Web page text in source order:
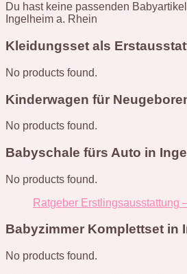
Du hast keine passenden
Ingelheim a. Rhein
Kleidungsset als
No products found.
Kinderwagen für
No products found.
Babyschale fürs Auto in
No products found.
Ratgeber Erstlingsausstattung
Babyzimmer Komplettset in
No products found.